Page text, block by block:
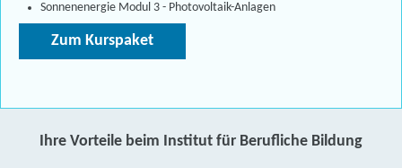
Sonnenenergie Modul 3 - Photovoltaik-Anlagen
Zum Kurspaket
Ihre Vorteile beim Institut für Berufliche Bildung